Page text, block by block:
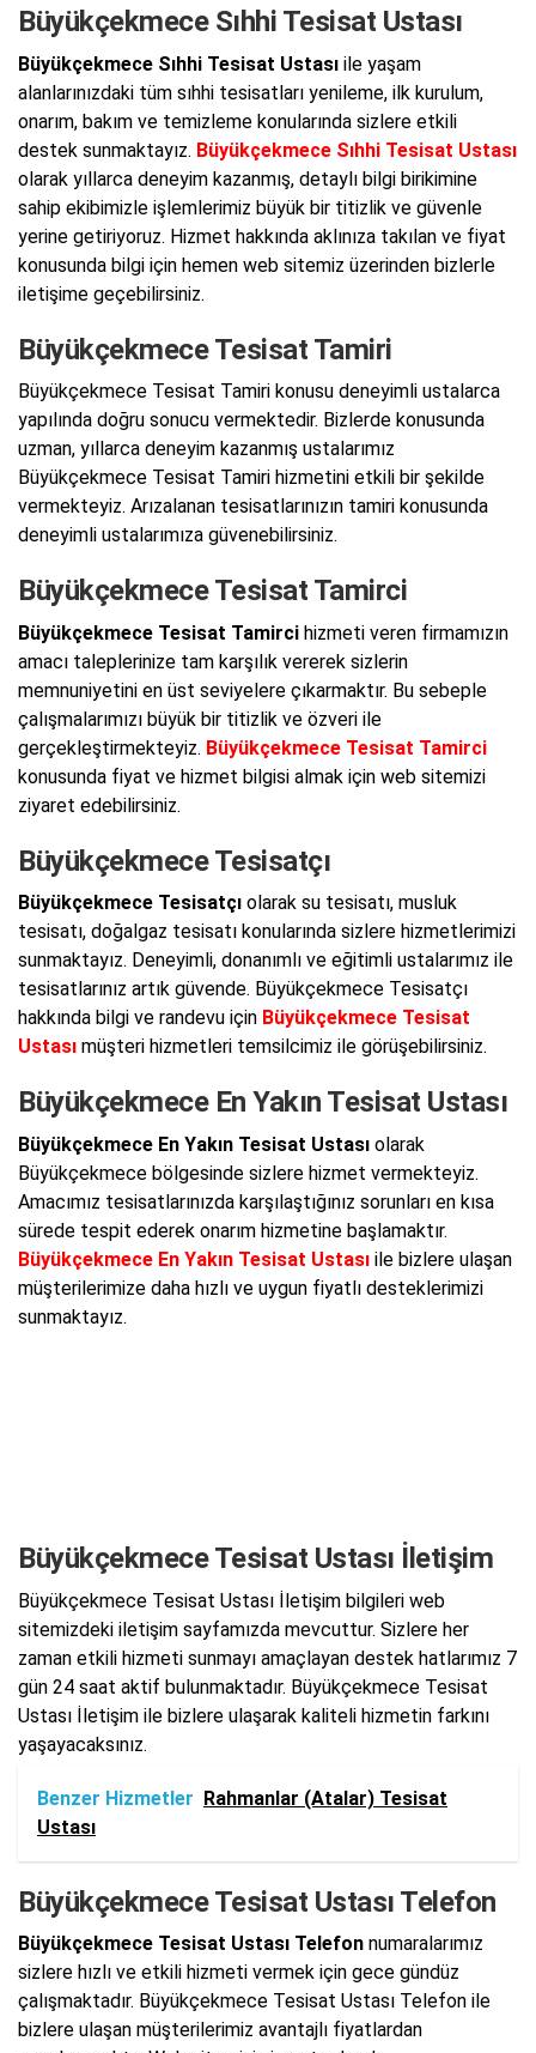
Büyükçekmece Sıhhi Tesisat Ustası
Büyükçekmece Sıhhi Tesisat Ustası ile yaşam
alanlarınızdaki tüm sıhhi tesisatları yenileme, ilk kurulum,
onarım, bakım ve temizleme konularında sizlere etkili
destek sunmaktayız. Büyükçekmece Sıhhi Tesisat Ustası
olarak yıllarca deneyim kazanmış, detaylı bilgi birikimine
sahip ekibimizle işlemlerimiz büyük bir titizlik ve güvenle
yerine getiriyoruz. Hizmet hakkında aklınıza takılan ve fiyat
konusunda bilgi için hemen web sitemiz üzerinden bizlerle
iletişime geçebilirsiniz.
Büyükçekmece Tesisat Tamiri
Büyükçekmece Tesisat Tamiri konusu deneyimli ustalarca
yapılında doğru sonucu vermektedir. Bizlerde konusunda
uzman, yıllarca deneyim kazanmış ustalarımız
Büyükçekmece Tesisat Tamiri hizmetini etkili bir şekilde
vermekteyiz. Arızalanan tesisatlarınızın tamiri konusunda
deneyimli ustalarımıza güvenebilirsiniz.
Büyükçekmece Tesisat Tamirci
Büyükçekmece Tesisat Tamirci hizmeti veren firmamızın
amacı taleplerinize tam karşılık vererek sizlerin
memnuniyetini en üst seviyelere çıkarmaktır. Bu sebeple
çalışmalarımızı büyük bir titizlik ve özveri ile
gerçekleştirmekteyiz. Büyükçekmece Tesisat Tamirci
konusunda fiyat ve hizmet bilgisi almak için web sitemizi
ziyaret edebilirsiniz.
Büyükçekmece Tesisatçı
Büyükçekmece Tesisatçı olarak su tesisatı, musluk
tesisatı, doğalgaz tesisatı konularında sizlere hizmetlerimizi
sunmaktayız. Deneyimli, donanımlı ve eğitimli ustalarımız ile
tesisatlarınız artık güvende. Büyükçekmece Tesisatçı
hakkında bilgi ve randevu için Büyükçekmece Tesisat
Ustası müşteri hizmetleri temsilcimiz ile görüşebilirsiniz.
Büyükçekmece En Yakın Tesisat Ustası
Büyükçekmece En Yakın Tesisat Ustası olarak
Büyükçekmece bölgesinde sizlere hizmet vermekteyiz.
Amacımız tesisatlarınızda karşılaştığınız sorunları en kısa
sürede tespit ederek onarım hizmetine başlamaktır.
Büyükçekmece En Yakın Tesisat Ustası ile bizlere ulaşan
müşterilerimize daha hızlı ve uygun fiyatlı desteklerimizi
sunmaktayız.
Büyükçekmece Tesisat Ustası İletişim
Büyükçekmece Tesisat Ustası İletişim bilgileri web
sitemizdeki iletişim sayfamızda mevcuttur. Sizlere her
zaman etkili hizmeti sunmayı amaçlayan destek hatlarımız 7
gün 24 saat aktif bulunmaktadır. Büyükçekmece Tesisat
Ustası İletişim ile bizlere ulaşarak kaliteli hizmetin farkını
yaşayacaksınız.
Benzer Hizmetler Rahmanlar (Atalar) Tesisat
Ustası
Büyükçekmece Tesisat Ustası Telefon
Büyükçekmece Tesisat Ustası Telefon numaralarımız
sizlere hızlı ve etkili hizmeti vermek için gece gündüz
çalışmaktadır. Büyükçekmece Tesisat Ustası Telefon ile
bizlere ulaşan müşterilerimiz avantajlı fiyatlardan